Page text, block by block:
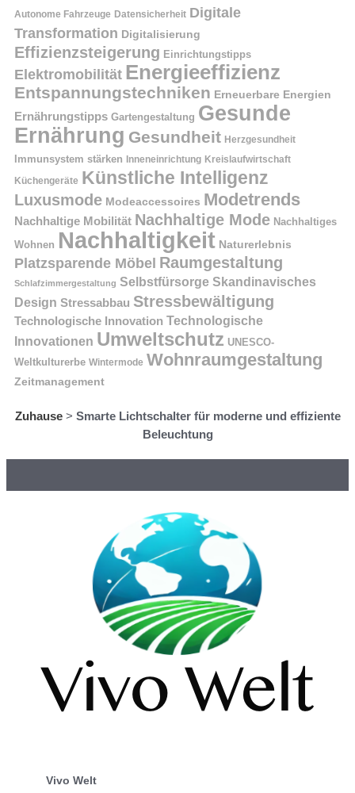
Autonome Fahrzeuge Datensicherheit Digitale
Transformation Digitalisierung
Effizienzsteigerung Einrichtungstipps
Elektromobilität Energieeffizienz
Entspannungstechniken Erneuerbare Energien
Ernährungstipps Gartengestaltung Gesunde
Ernährung Gesundheit Herzgesundheit
Immunsystem stärken Inneneinrichtung Kreislaufwirtschaft
Küchengeräte Künstliche Intelligenz
Luxusmode Modeaccessoires Modetrends
Nachhaltige Mobilität Nachhaltige Mode Nachhaltiges
Wohnen Nachhaltigkeit Naturerlebnis
Platzsparende Möbel Raumgestaltung
Schlafzimmergestaltung Selbstfürsorge Skandinavisches
Design Stressabbau Stressbewältigung
Technologische Innovation Technologische
Innovationen Umweltschutz UNESCO-
Weltkulturerbe Wintermode Wohnraumgestaltung
Zeitmanagement
Zuhause> Smarte Lichtschalter für moderne und effiziente
Beleuchtung
Vivo Welt